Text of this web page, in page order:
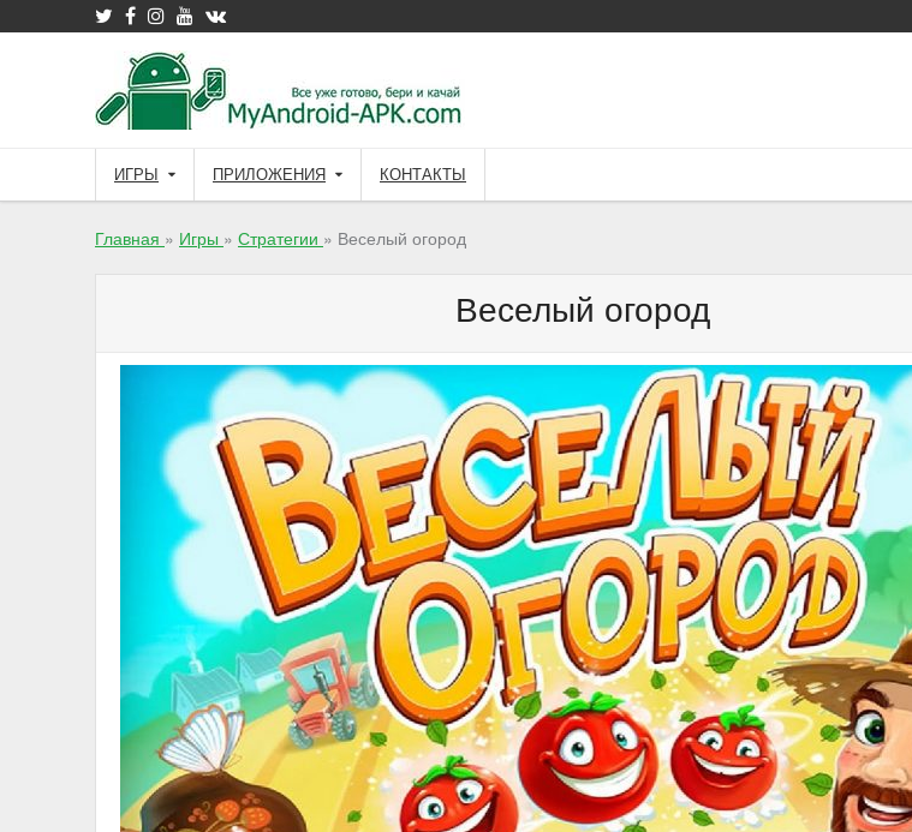
to
ИГРЫ ПРИЛОЖЕНИЯ КОНТАКТЫ
Главная » Игры » Стратегии » Веселый огород
Веселый огород